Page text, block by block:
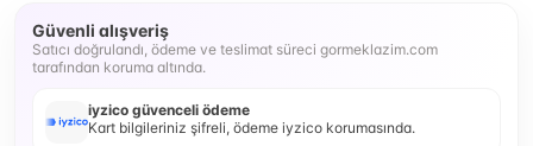
Güvenli alışveriş
Satıcı doğrulandı, ödeme ve teslimat süreci gormeklazim.com
tarafından koruma altında.
iyzico güvenceli ödeme
Kart bilgileriniz şifreli, ödeme iyzico korumasında.